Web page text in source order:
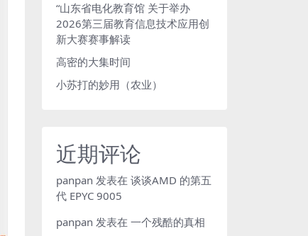
“山东省电化教育馆 关于举办
2026第三届教育信息技术应用创
新大赛赛事解读
高密的大集时间
小苏打的妙用（农业）
近期评论
panpan 发表在 谈谈AMD 的第五
代 EPYC 9005
panpan 发表在 一个残酷的真相